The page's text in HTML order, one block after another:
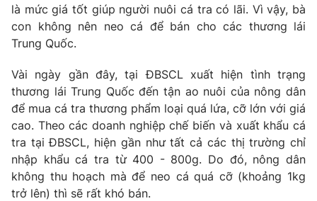
Góc doanh nghiệp
Truyền hình
Phim VTV
Hậu trường
Nhân vật
Khán giả
Giải sao mai
Giải trí
Điện ảnh
Âm nhạc
Sao
Đời sống
Du lịch
Làm đẹp
Chất lượng cuộc sống
Giáo dục
Tuyển sinh
Học trực tuyến
Công nghệ
là mức giá tốt giúp người nuôi cá tra có lãi. Vì vậy, bà
con không nên neo cá để bán cho các thương lái
Trung Quốc.
Vài ngày gần đây, tại ĐBSCL xuất hiện tình trạng
thương lái Trung Quốc đến tận ao nuôi của nông dân
để mua cá tra thương phẩm loại quá lứa, cỡ lớn với giá
cao. Theo các doanh nghiệp chế biến và xuất khẩu cá
tra tại ĐBSCL, hiện gần như tất cả các thị trường chỉ
nhập khẩu cá tra từ 400 - 800g. Do đó, nông dân
không thu hoạch mà để neo cá quá cỡ (khoảng 1kg
trở lên) thì sẽ rất khó bán.